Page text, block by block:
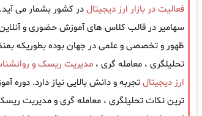
فعالیت در بازار ارز دیجیتالدر کشور بشمار می
سهامیر در قالب کلاس های آموزش حضوری و
ظهور و تخصصی و علمی در جهان بوده بطوریکه
تحلیلگری ، معامله گری ، مدیریت ریسک و
ارز دیجیتالتجربه و دانش بالایی نیاز دارد. دوره
ترین نکات تحلیلگری ، معامله گری و مدیریت ریسک